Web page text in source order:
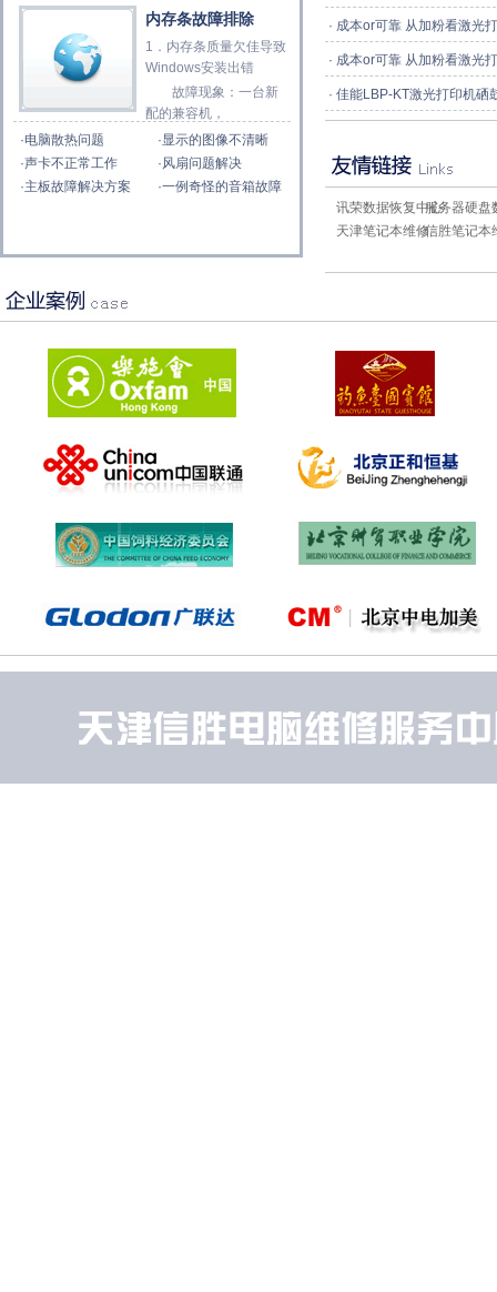
内存条故障排除
1．内存条质量欠佳导致
Windows安装出错
故障现象：一台新
配的兼容机，
·电脑散热问题 ·显示的图像不清晰
·声卡不正常工作 ·风扇问题解决
·主板故障解决方案 ·一例奇怪的音箱故障
· 成本or可靠 从加粉看激光
· 成本or可靠 从加粉看激光
· 佳能LBP-KT激光打印机硒
讯荣数据恢复中心服务器硬盘
天津笔记本维修信胜笔记本